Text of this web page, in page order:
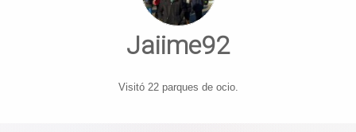
Jaiime92
Visitó 22 parques de ocio.